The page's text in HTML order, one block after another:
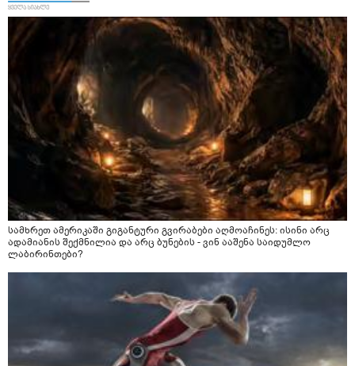
სამხრეთ ამერიკაში გიგანტური გვირაბები აღმოაჩინეს: ისინი არც
ადამიანის შექმნილია და არც ბუნების - ვინ ააშენა საიდუმლო
ლაბირინთები?